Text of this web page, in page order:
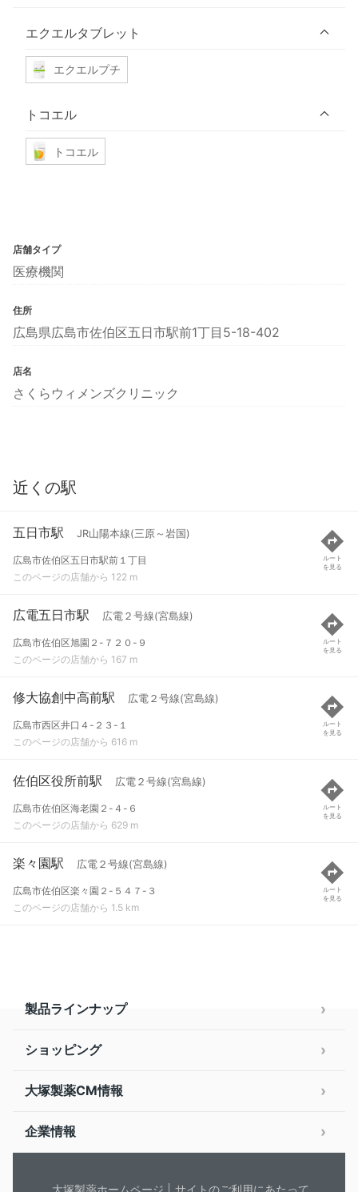
エクエルタブレット
エクエルプチ
トコエル
トコエル
店舗タイプ
医療機関
住所
広島県広島市佐伯区五日市駅前1丁目5-18-402
店名
さくらウィメンズクリニック
近くの駅
五日市駅 JR山陽本線(三原～岩国)
広島市佐伯区五日市駅前１丁目
このページの店舗から 122 m
ルート
を見る
広電五日市駅 広電２号線(宮島線)
広島市佐伯区旭園２-７２０-９
このページの店舗から 167 m
ルート
を見る
修大協創中高前駅 広電２号線(宮島線)
広島市西区井口４-２３-１
このページの店舗から 616 m
ルート
を見る
佐伯区役所前駅 広電２号線(宮島線)
広島市佐伯区海老園２-４-６
このページの店舗から 629 m
ルート
を見る
楽々園駅 広電２号線(宮島線)
広島市佐伯区楽々園２-５４７-３
このページの店舗から 1.5 km
ルート
を見る
製品ラインナップ
ショッピング
大塚製薬CM情報
企業情報